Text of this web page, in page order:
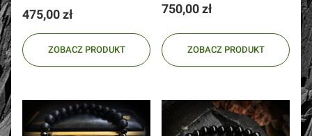
Cena
475,00 zł
ZOBACZ PRODUKT
Cena
750,00 zł
ZOBACZ PRODUKT